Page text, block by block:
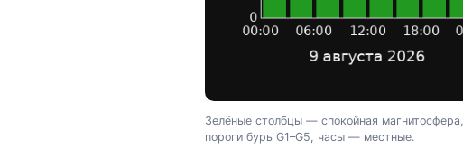
Зелёные столбцы — спокойная
пороги бурь G1–G5, часы — местные.